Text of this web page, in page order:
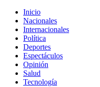
Inicio
Nacionales
Internacionales
Política
Deportes
Espectáculos
Opinión
Salud
Tecnología